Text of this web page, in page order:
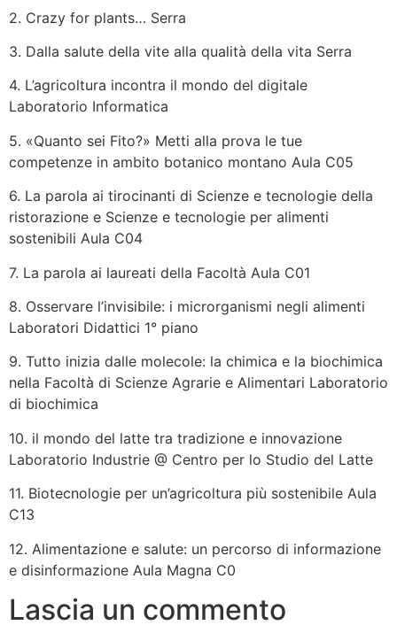
2. Crazy for plants… Serra
3. Dalla salute della vite alla qualità della vita Serra
4. L’agricoltura incontra il mondo del digitale
Laboratorio Informatica
5. «Quanto sei Fito?» Metti alla prova le tue
competenze in ambito botanico montano Aula C05
6. La parola ai tirocinanti di Scienze e tecnologie della
ristorazione e Scienze e tecnologie per alimenti
sostenibili Aula C04
7. La parola ai laureati della Facoltà Aula C01
8. Osservare l’invisibile: i microrganismi negli alimenti
Laboratori Didattici 1° piano
9. Tutto inizia dalle molecole: la chimica e la biochimica
nella Facoltà di Scienze Agrarie e Alimentari Laboratorio
di biochimica
10. il mondo del latte tra tradizione e innovazione
Laboratorio Industrie @ Centro per lo Studio del Latte
11. Biotecnologie per un’agricoltura più sostenibile Aula
C13
12. Alimentazione e salute: un percorso di informazione
e disinformazione Aula Magna C0
Lascia un commento